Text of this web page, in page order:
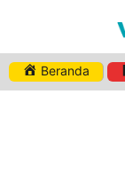
Beranda